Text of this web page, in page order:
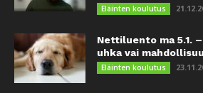
Eläinten koulutus
Nettiluento ma 5.1.
uhka vai
Eläinten koulutus